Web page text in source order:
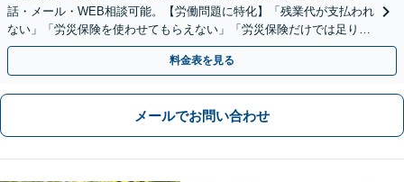
話・メール・WEB相談可能。【労働問題に特化】「残業代が支払われ
ない」「労災保険を使わせてもらえない」「労災保険だけでは足りな
い。損害賠償請求したい」など労働問題はお任せを。
料金表を見る
メールでお問い合わせ